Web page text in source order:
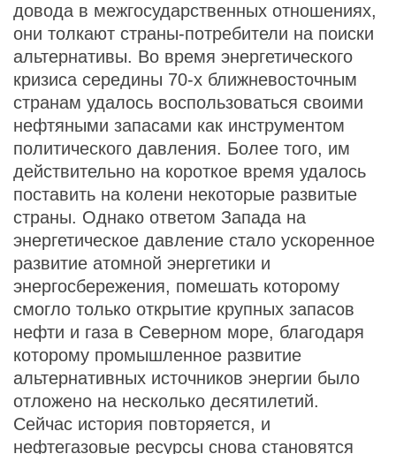
довода в межгосударственных отношениях,
они толкают страны-потребители на поиски
альтернативы. Во время энергетического
кризиса середины 70-х ближневосточным
странам удалось воспользоваться своими
нефтяными запасами как инструментом
политического давления. Более того, им
действительно на короткое время удалось
поставить на колени некоторые развитые
страны. Однако ответом Запада на
энергетическое давление стало ускоренное
развитие атомной энергетики и
энергосбережения, помешать которому
смогло только открытие крупных запасов
нефти и газа в Северном море, благодаря
которому промышленное развитие
альтернативных источников энергии было
отложено на несколько десятилетий.
Сейчас история повторяется, и
нефтегазовые ресурсы снова становятся